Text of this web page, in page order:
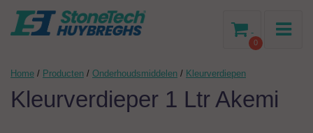
0
-
Home / Producten / Onderhoudsmiddelen / Kleurverdiepen
Kleurverdieper 1 Ltr Akemi